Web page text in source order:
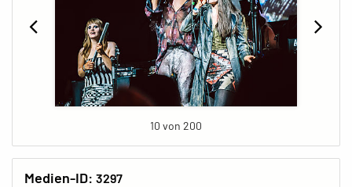
10 von 200
Medien-ID: 3297